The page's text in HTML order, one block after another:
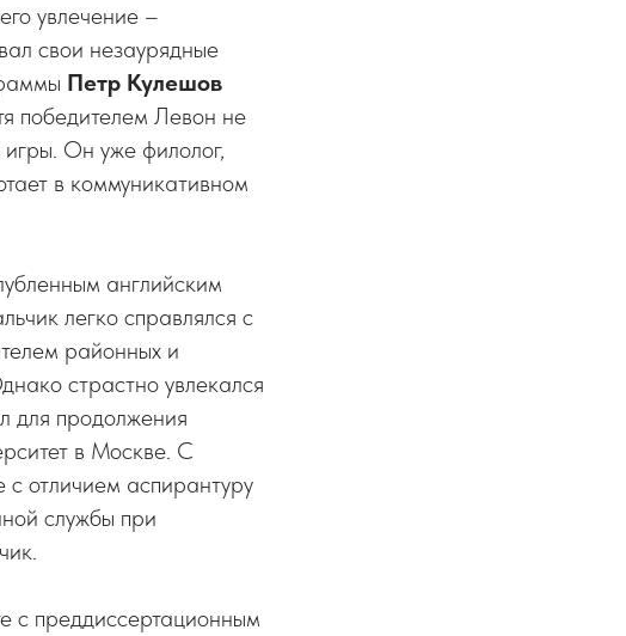
увлечение –
свои незаурядные
Петр Кулешов
победителем Левон не
Он уже филолог,
в коммуникативном
английским
легко справлялся с
районных и
страстно увлекался
для продолжения
в Москве. С
отличием аспирантуру
службы при
с преддиссертационным